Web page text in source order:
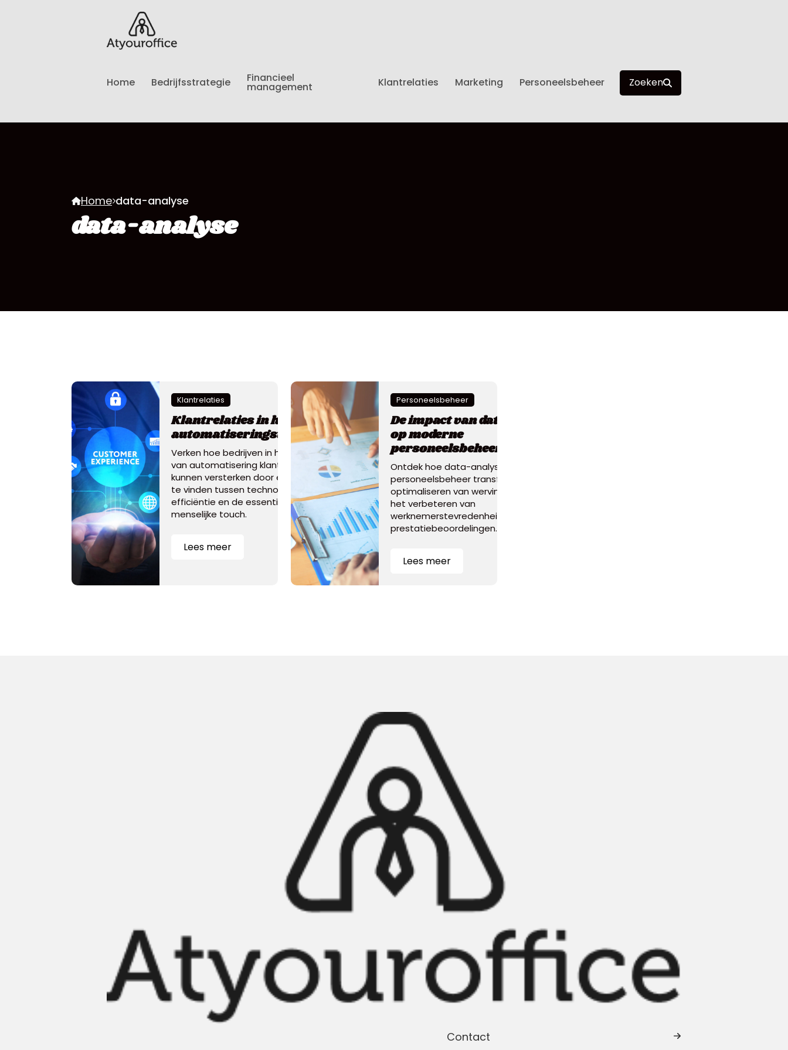
Home Bedrijfsstrategie Financieel
management Klantrelaties Marketing Personeelsbeheer Zoeken
Home data-analyse
data-analyse
Klantrelaties
Klantrelaties in het
automatiseringstijdperk
Verken hoe bedrijven in het tijdperk
van automatisering klantrelaties
kunnen versterken door een balans
te vinden tussen technologische
efficiëntie en de essentiële
menselijke touch.
Lees meer
Personeelsbeheer
De impact van data-analyse
op moderne
personeelsbeheerstrategieën
Ontdek hoe data-analyse
personeelsbeheer transformeert, van het
optimaliseren van wervingsprocessen tot
het verbeteren van
werknemerstevredenheid en
prestatiebeoordelingen.
Lees meer
Contact